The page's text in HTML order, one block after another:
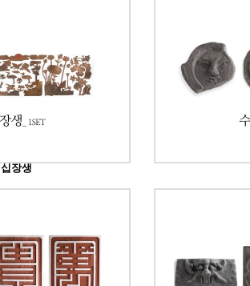
십장생